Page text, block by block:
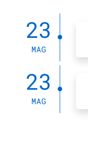
23
MAG
23
MAG